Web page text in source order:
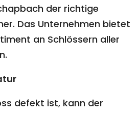
der richtige
Das Unternehmen bietet
an Schlössern aller
defekt ist, kann der